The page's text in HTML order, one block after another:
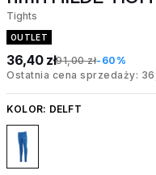
Tights
OUTLET
36,40 zł91,00 zł-60%
Ostatnia cena sprzedaży:
KOLOR: DELFT